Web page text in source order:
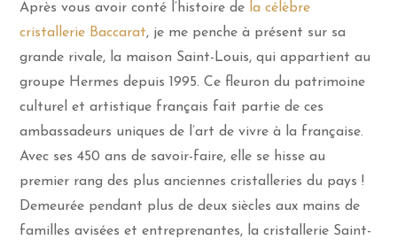
Après vous avoir conté l’histoire de la célèbre
cristallerie Baccarat, je me penche à présent sur sa
grande rivale, la maison Saint-Louis, qui appartient au
groupe Hermes depuis 1995. Ce fleuron du patrimoine
culturel et artistique français fait partie de ces
ambassadeurs uniques de l’art de vivre à la française.
Avec ses 450 ans de savoir-faire, elle se hisse au
premier rang des plus anciennes cristalleries du pays !
Demeurée pendant plus de deux siècles aux mains de
familles avisées et entreprenantes, la cristallerie Saint-